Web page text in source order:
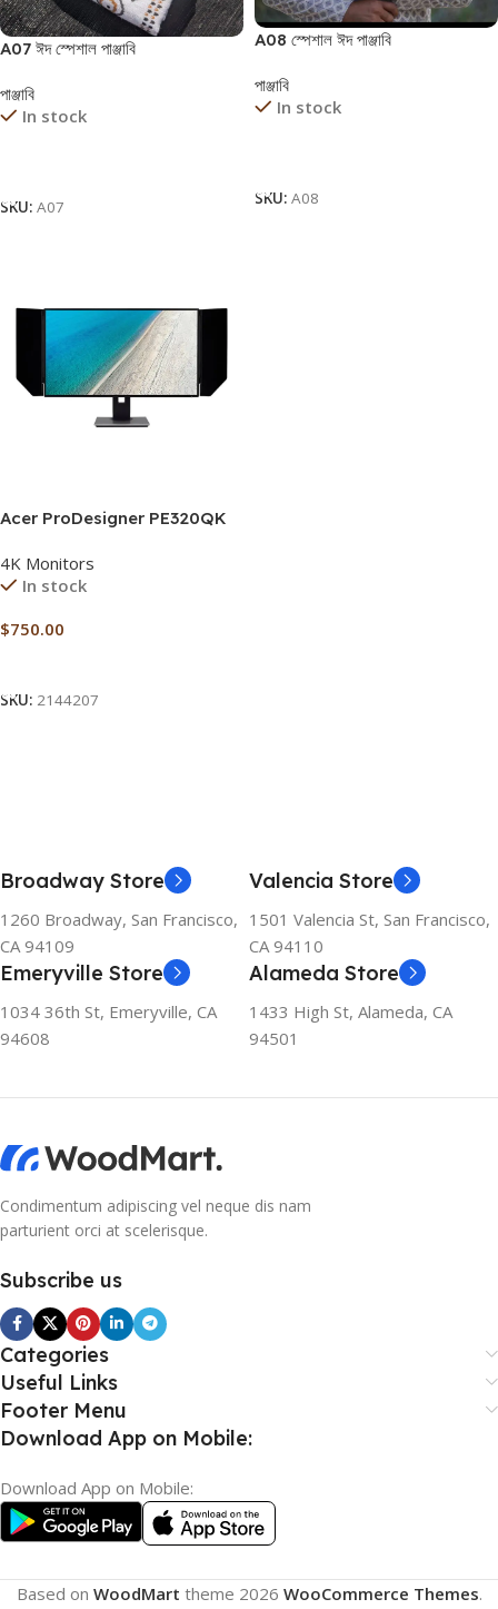
A07 ঈদ স্পেশাল পাঞ্জাবি
পাঞ্জাবি
In stock
SKU: A07
A08 স্পেশাল ঈদ পাঞ্জাবি
পাঞ্জাবি
In stock
SKU: A08
Acer ProDesigner PE320QK
4K Monitors
In stock
$750.00
SKU: 2144207
Broadway Store
1260 Broadway, San Francisco,
CA 94109
Valencia Store
1501 Valencia St, San Francisco,
CA 94110
Emeryville Store
1034 36th St, Emeryville, CA
94608
Alameda Store
1433 High St, Alameda, CA
94501
Condimentum adipiscing vel neque dis nam
parturient orci at scelerisque.
Subscribe us
Categories
Useful Links
Footer Menu
Download App on Mobile:
Download App on Mobile:
Based on WoodMart theme 2026 WooCommerce Themes.